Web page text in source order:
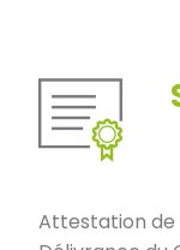
Attestation